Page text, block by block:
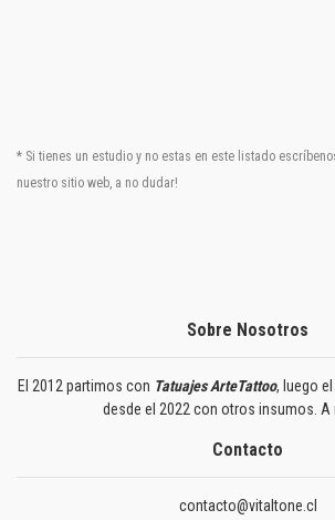
* Si tienes un estudio y no estas en este listado
nuestro sitio web, a no dudar!
Sobre Nosotros
El 2012 partimos con Tatuajes ArteTattoo, luego
desde el 2022 con otros insumos. A
Contacto
contacto@vitaltone.cl